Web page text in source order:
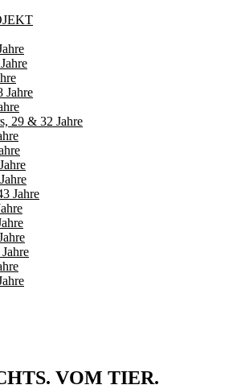
Jahre
29 & 32 Jahre
Jahre
VOM TIER.